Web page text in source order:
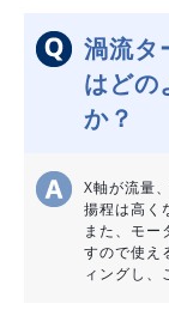
渦流タ
はどの
か？
X軸が流量
揚程は高く
また、モー
すので使え
ィングし